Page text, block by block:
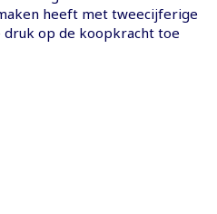
heeft met tweecijferige
op de koopkracht toe